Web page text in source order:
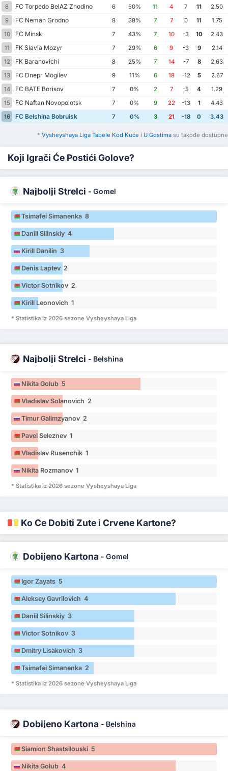
8
FC Torpedo BelAZ Zhodino 6 50% 11 4 7 11
2.50
9
FC Neman Grodno 8 38% 7 7 0 11
1.75
10
FC Minsk 7 43% 7 10 -3 10
2.43
11
FK Slavia Mozyr 7 29% 6 9 -3 9
2.14
12
FK Baranovichi 8 25% 7 14 -7 8
2.63
13
FC Dnepr Mogilev 9 11% 6 18 -12 5
2.67
14
FC BATE Borisov 7 0% 2 7 -5 4
1.29
15
FC Naftan Novopolotsk 7 0% 9 22 -13 1
4.43
16
FC Belshina Bobruisk 7 0% 3 21 -18 0 3.43
* Vysheyshaya Liga Tabele Kod Kuće i U Gostima su takođe dostupne
Koji Igrači Će Postići Golove?
Najbolji Strelci - Gomel
Tsimafei Simanenka 8
Daniil Silinskiy 4
Kirill Danilin 3
Denis Laptev 2
Victor Sotnikov 2
Kirill Leonovich 1
* Statistika iz 2026 sezone Vysheyshaya Liga
Najbolji Strelci - Belshina
Nikita Golub 5
Vladislav Solanovich 2
Timur Galimzyanov 2
Pavel Seleznev 1
Vladislav Rusenchik 1
Nikita Rozmanov 1
* Statistika iz 2026 sezone Vysheyshaya Liga
Ko Će Dobiti Žute i Crvene Kartone?
Dobijeno Kartona - Gomel
Igor Zayats 5
Aleksey Gavrilovich 4
Daniil Silinskiy 3
Victor Sotnikov 3
Dmitry Lisakovich 3
Tsimafei Simanenka 2
* Statistika iz 2026 sezone Vysheyshaya Liga
Dobijeno Kartona - Belshina
Siamion Shastsilouski 5
Nikita Golub 4